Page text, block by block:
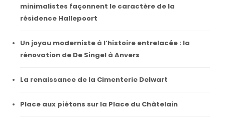
minimalistes façonnent le caractère de la
résidence Hallepoort
Un joyau moderniste à l’histoire entrelacée : la
rénovation de De Singel à Anvers
La renaissance de la Cimenterie Delwart
Place aux piétons sur la Place du Châtelain